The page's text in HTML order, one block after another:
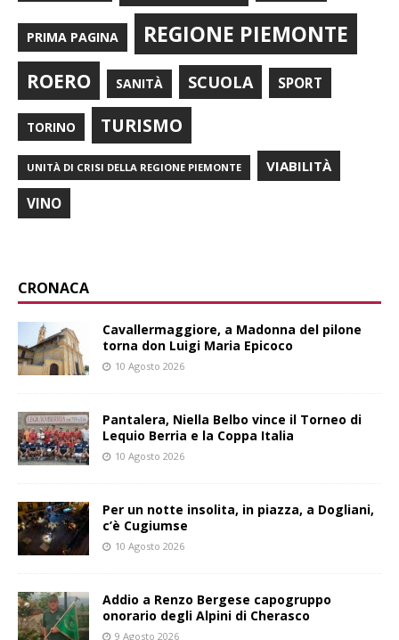
PRIMA PAGINA REGIONE PIEMONTE
ROERO SANITÀ SCUOLA SPORT
TORINO TURISMO
UNITÀ DI CRISI DELLA REGIONE PIEMONTE VIABILITÀ
VINO
CRONACA
Cavallermaggiore, a Madonna del pilone
torna don Luigi Maria Epicoco
10 Agosto 2026
Pantalera, Niella Belbo vince il Torneo di
Lequio Berria e la Coppa Italia
10 Agosto 2026
Per un notte insolita, in piazza, a Dogliani,
c’è Cugiumse
10 Agosto 2026
Addio a Renzo Bergese capogruppo
onorario degli Alpini di Cherasco
9 Agosto 2026